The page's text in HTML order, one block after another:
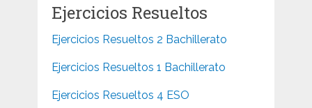
Ejercicios Resueltos
Ejercicios Resueltos 2 Bachillerato
Ejercicios Resueltos 1 Bachillerato
Ejercicios Resueltos 4 ESO